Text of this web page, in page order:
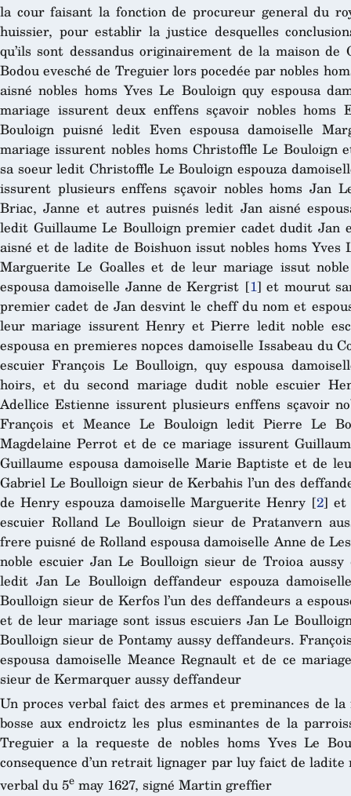
la cour faisant la fonction de procureur general du
huissier, pour establir la justice desquelles
qu’ils sont dessandus originairement de la maison
Bodou evesché de Treguier lors pocedée par nobles
aisné nobles homs Yves Le Bouloign quy espousa
mariage issurent deux enffens sçavoir nobles
Bouloign puisné ledit Even espousa damoiselle
mariage issurent nobles homs Christoffle Le Bouloign
sa soeur ledit Christoffle Le Bouloign espouza
issurent plusieurs enffens sçavoir nobles homs Jan
Briac, Janne et autres puisnés ledit Jan aisné
ledit Guillaume Le Boulloign premier cadet dudit Jan
aisné et de ladite de Boishuon issut nobles homs Yves
Marguerite Le Goalles et de leur mariage issut
espousa damoiselle Janne de Kergrist [1] et mourut
premier cadet de Jan desvint le cheff du nom et
leur mariage issurent Henry et Pierre ledit noble
espousa en premieres nopces damoiselle Issabeau du
escuier François Le Boulloign, quy espousa
hoirs, et du second mariage dudit noble escuier
Adellice Estienne issurent plusieurs enffens sçavoir
François et Meance Le Bouloign ledit Pierre Le
Magdelaine Perrot et de ce mariage issurent
Guillaume espousa damoiselle Marie Baptiste et de
Gabriel Le Boulloign sieur de Kerbahis l’un des
de Henry espouza damoiselle Marguerite Henry [2] et
escuier Rolland Le Boulloign sieur de Pratanvern
frere puisné de Rolland espousa damoiselle Anne de
noble escuier Jan Le Boulloign sieur de Troioa
ledit Jan Le Boulloign deffandeur espouza
Boulloign sieur de Kerfos l’un des deffandeurs a
et de leur mariage sont issus escuiers Jan Le
Boulloign sieur de Pontamy aussy deffandeurs.
espousa damoiselle Meance Regnault et de ce
sieur de Kermarquer aussy deffandeur
Un proces verbal faict des armes et preminances de
bosse aux endroictz les plus esminantes de la
Treguier a la requeste de nobles homs Yves Le
consequence d’un retrait lignager par luy faict de
verbal du 5e may 1627, signé Martin greffier